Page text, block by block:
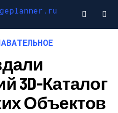
3D-Каталог
Объектов